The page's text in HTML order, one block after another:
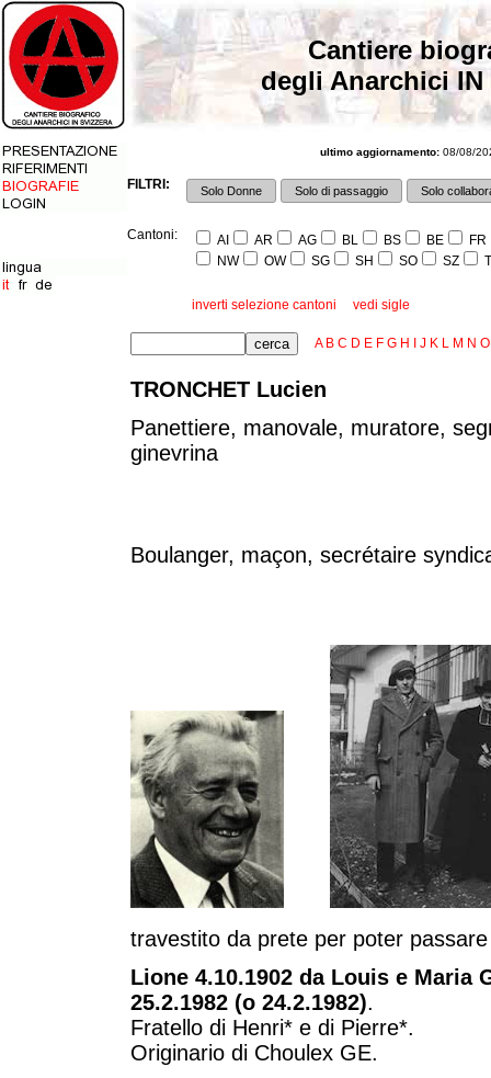
Cantiere
degli Anarchici IN
ultimo aggiornamento: 08/08/
FILTRI: Solo Donne Solo di passaggio Solo
Cantoni: AI AR AG BL BS BE
FR
NW
OW SG SH SO SZ
inverti selezione cantoni vedi sigle
A B C D E F G H J K L M N O
TRONCHET Lucien
Panettiere, manovale, muratore,
ginevrina
Boulanger, maçon, secrétaire
travestito da prete per poter
Lione 4.10.1902 da Louis e
25.2.1982 (o 24.2.1982).
Fratello di Henri* e di Pierre*.
Originario di Choulex GE.